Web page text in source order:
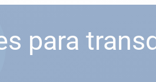
para